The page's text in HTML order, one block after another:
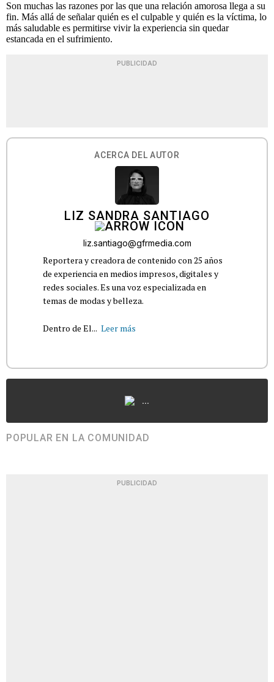
Son muchas las razones por las que una relación amorosa llega a su
fin. Más allá de señalar quién es el culpable y quién es la víctima, lo
más saludable es permitirse vivir la experiencia sin quedar
estancada en el sufrimiento.
PUBLICIDAD
ACERCA DEL AUTOR
LIZ SANDRA SANTIAGO
liz.santiago@gfrmedia.com
Reportera y creadora de contenido con 25 años
de experiencia en medios impresos, digitales y
redes sociales. Es una voz especializada en
temas de modas y belleza.
Dentro de El... Leer más
...
POPULAR EN LA COMUNIDAD
PUBLICIDAD